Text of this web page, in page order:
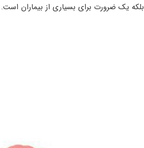
یک ضرورت برای بسیاری از بیماران است.